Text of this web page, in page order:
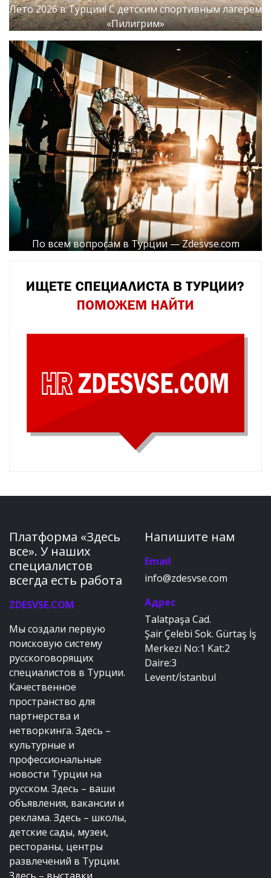
Лето 2026 в Турции! С детским спортивным лагерем
«Пилигрим»
По всем вопросам в Турции — Zdesvse.com
Платформа «Здесь
все». У наших
специалистов
всегда есть работа
ZDESVSE.COM
Мы создали первую
поисковую систему
русскоговорящих
специалистов в Турции.
Качественное
пространство для
партнерства и
нетворкинга. Здесь –
культурные и
профессиональные
новости Турции на
русском. Здесь – ваши
объявления, вакансии и
реклама. Здесь – школы,
детские сады, музеи,
рестораны, центры
развлечений в Турции.
Напишите нам
Email
info@zdesvse.com
Адрес
Talatpaşa Cad.
Şair Çelebi Sok. Gürtaş İş
Merkezi No:1 Kat:2
Daire:3
Levent/İstanbul